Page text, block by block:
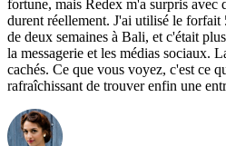
fortune, mais Redex m'a surpris avec
durent réellement. J'ai utilisé le forfait
de deux semaines à Bali, et c'était
la messagerie et les médias sociaux.
cachés. Ce que vous voyez, c'est ce
rafraîchissant de trouver enfin une